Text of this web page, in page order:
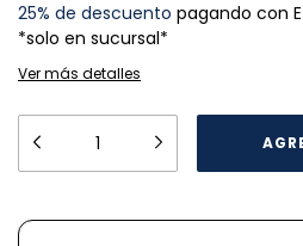
25% de descuento pagando con
*solo en sucursal*
Ver más detalles